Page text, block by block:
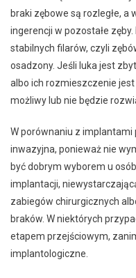
braki zębowe są rozległe, a
ingerencji w pozostałe
stabilnych filarów, czyli
osadzony. Jeśli luka jest
albo ich rozmieszczenie
możliwy lub nie będzie
W porównaniu z
inwazyjna, ponieważ nie
być dobrym wyborem u
implantacji,
zabiegów chirurgicznych
braków. W niektórych
etapem przejściowym,
implantologiczne.